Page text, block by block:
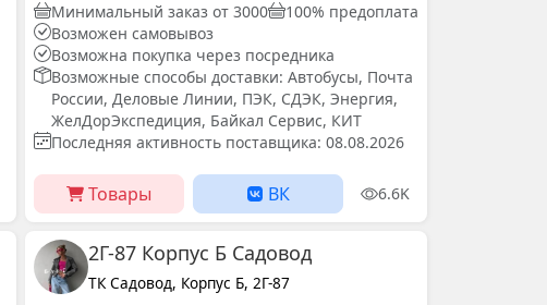
Минимальный заказ от 3000
100% предоплата
Возможен самовывоз
Возможна покупка через посредника
Возможные способы доставки: Автобусы, Почта
России, Деловые Линии, ПЭК, СДЭК, Энергия,
ЖелДорЭкспедиция, Байкал Сервис, КИТ
Последняя активность поставщика: 08.08.2026
Товары ВК 6.6K
2Г-87 Корпус Б Садовод
ТК Садовод, Корпус Б, 2Г-87